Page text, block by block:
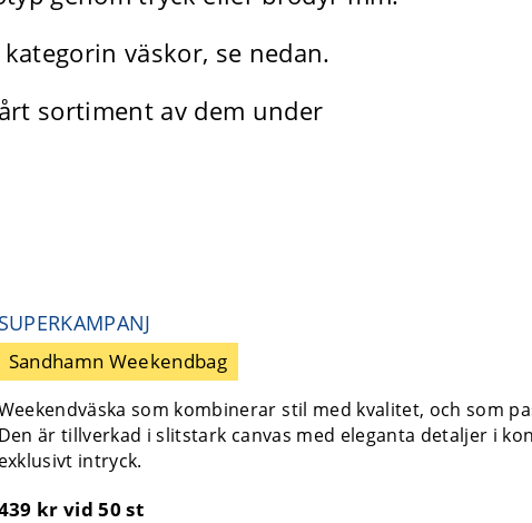
väskor, se nedan.
sortiment av dem under
SUPERKAMPANJ
Sandhamn Weekendbag
som kombinerar stil med kvalitet, och som
Den är tillverkad i slitstark canvas med eleganta detaljer i
exklusivt intryck.
krvid 50 st